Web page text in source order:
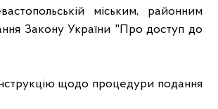
міським, районним
Закону України "Про доступ до
щодо процедури подання